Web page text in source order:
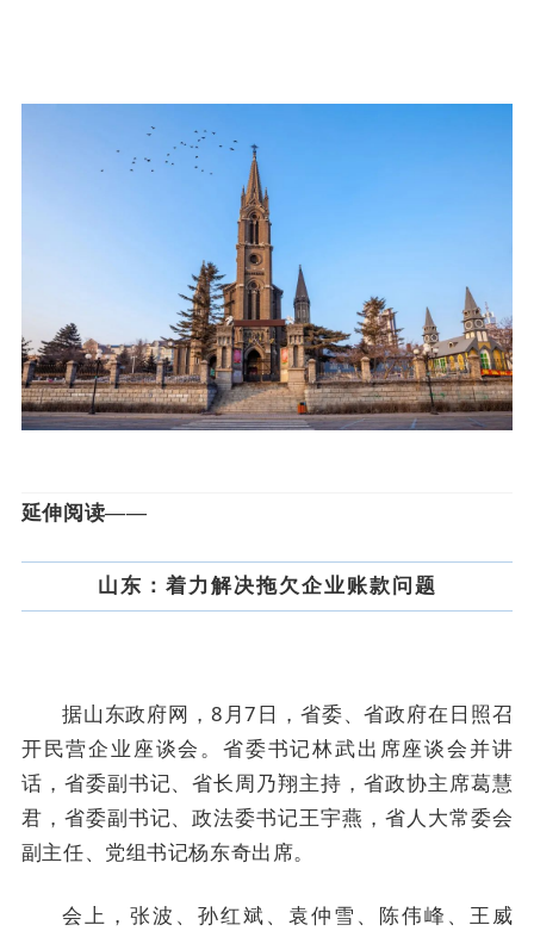
延伸阅读——
山东：着力解决拖欠企业账款问题
据山东政府网，8月7日，省委、省政府在日照召
开民营企业座谈会。省委书记林武出席座谈会并讲
话，省委副书记、省长周乃翔主持，省政协主席葛慧
君，省委副书记、政法委书记王宇燕，省人大常委会
副主任、党组书记杨东奇出席。
会上，张波、孙红斌、袁仲雪、陈伟峰、王威